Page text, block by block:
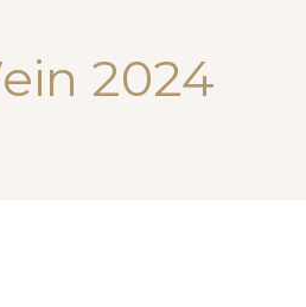
2024